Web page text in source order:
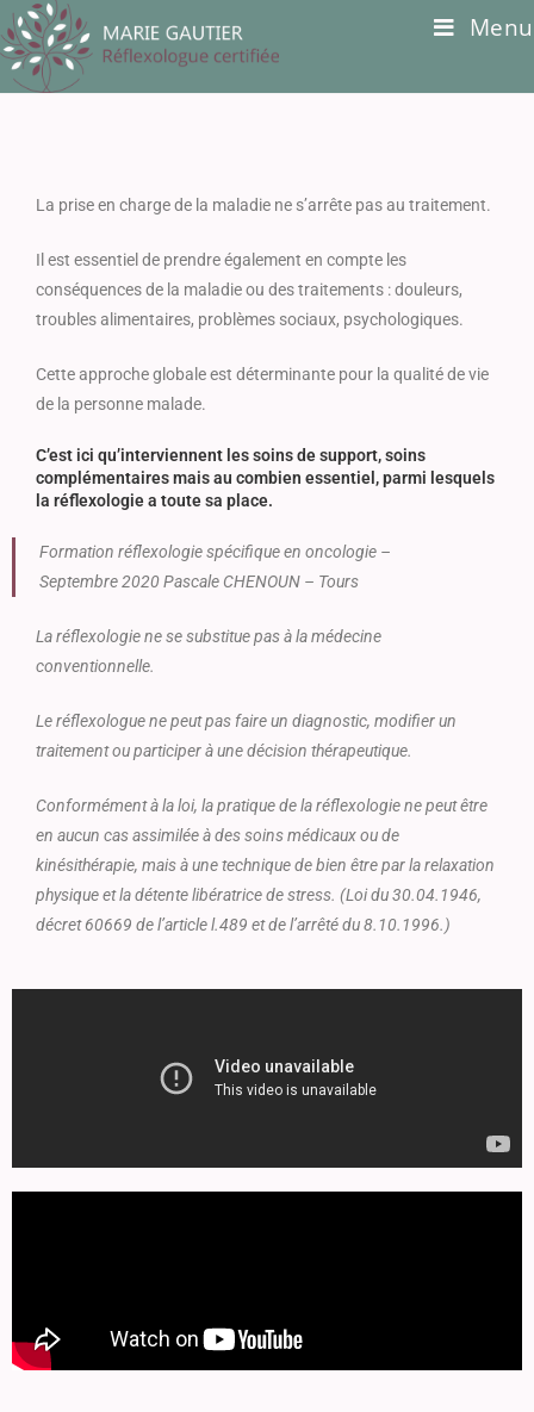
Menu
La prise en charge de la maladie ne s’arrête pas au traitement.
Il est essentiel de prendre également en compte les
conséquences de la maladie ou des traitements : douleurs,
troubles alimentaires, problèmes sociaux, psychologiques.
Cette approche globale est déterminante pour la qualité de vie
de la personne malade.
C’est ici qu’interviennent les soins de support, soins
complémentaires mais au combien essentiel, parmi lesquels
la réflexologie a toute sa place.
Formation réflexologie spécifique en oncologie –
Septembre 2020 Pascale CHENOUN – Tours
La réflexologie ne se substitue pas à la médecine
conventionnelle.
Le réflexologue ne peut pas faire un diagnostic, modifier un
traitement ou participer à une décision thérapeutique.
Conformément à la loi, la pratique de la réflexologie ne peut être
en aucun cas assimilée à des soins médicaux ou de
kinésithérapie, mais à une technique de bien être par la relaxation
physique et la détente libératrice de stress. (Loi du 30.04.1946,
décret 60669 de l’article l.489 et de l’arrêté du 8.10.1996.)